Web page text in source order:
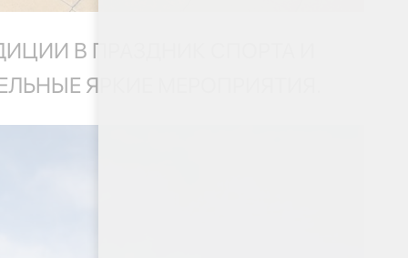
В ПРАЗДНИК СПОРТА И
ЯРКИЕ МЕРОПРИЯТИЯ.